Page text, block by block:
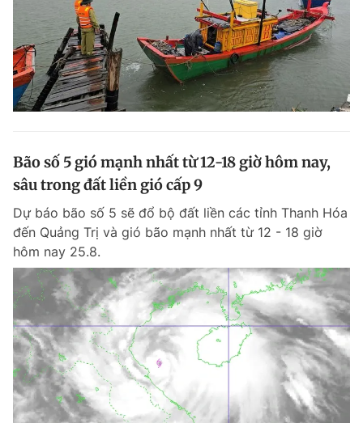
Bão số 5 gió mạnh nhất từ 12-18 giờ hôm nay,
sâu trong đất liền gió cấp 9
Dự báo bão số 5 sẽ đổ bộ đất liền các tỉnh Thanh Hóa
đến Quảng Trị và gió bão mạnh nhất từ 12 - 18 giờ
hôm nay 25.8.